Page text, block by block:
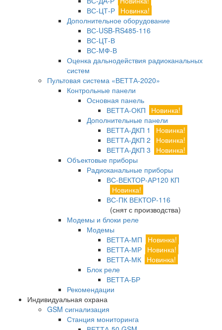
ВС-ЦТ-Р Новинка!
Дополнительное оборудование
ВС-USB-RS485-116
ВС-ЦТ-В
ВС-МФ-В
Оценка дальнодействия радиоканальных
систем
Пультовая система «ВЕТТА-2020»
Контрольные панели
Основная панель
ВЕТТА-ОКП
Новинка!
Дополнительные панели
ВЕТТА-ДКП 1
Новинка!
ВЕТТА-ДКП 2
Новинка!
ВЕТТА-ДКП 3
Новинка!
Объектовые приборы
Радиоканальные приборы
ВС-ВЕКТОР-АР120 КП
Новинка!
ВС-ПК ВЕКТОР-116
(снят с производства)
Модемы и блоки реле
Модемы
ВЕТТА-МП
Новинка!
ВЕТТА-МР Новинка!
ВЕТТА-МК Новинка!
Блок реле
ВЕТТА-БР
Рекомендации
Индивидуальная охрана
GSM сигнализация
Станция мониторинга